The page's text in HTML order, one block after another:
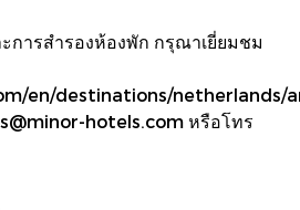
การสำรองห้องพัก กรุณาเยี่ยมชม
en/destinations/netherlands/
hotels.com หรือโทร